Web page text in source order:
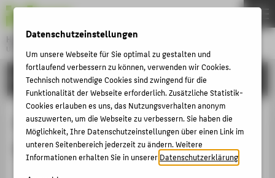
Hochschule für Technik und Wirtschaft Berlin
University of Applied Sciences
Menu
FORSCHUNG
Publikationen von Prof. Dr.-Ing.
Benjamin März
THEMEN
HOCHSCHULE
CAMPUS
STUDIUM
LEHRE
Datenschutzeinstellungen
Um unsere Webseite für Sie optimal zu gestalten und
fortlaufend verbessern zu können, verwenden wir Cookies.
Technisch notwendige Cookies sind zwingend für die
Funktionalität der Webseite erforderlich. Zusätzliche Statistik-
Cookies erlauben es uns, das Nutzungsverhalten anonym
auszuwerten, um die Webseite zu verbessern. Sie haben die
Möglichkeit, Ihre Datenschutzeinstellungen über einen Link im
unteren Seitenbereich jederzeit zu ändern. Weitere
Informationen erhalten Sie in unsererDatenschutzerklärung